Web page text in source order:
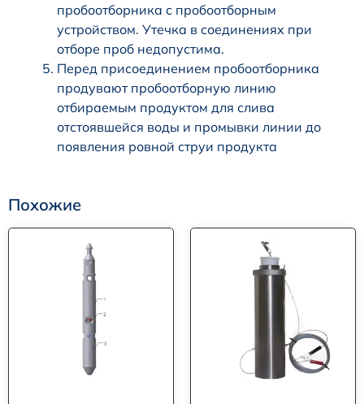
пробоотборника с пробоотборным
устройством. Утечка в соединениях при
отборе проб недопустима.
Перед присоединением пробоотборника
продувают пробоотборную линию
отбираемым продуктом для слива
отстоявшейся воды и промывки линии до
появления ровной струи продукта
Похожие